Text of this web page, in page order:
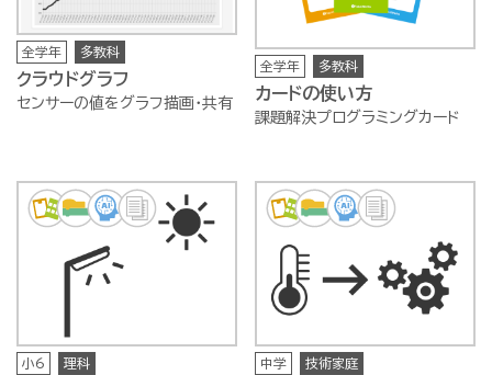
全学年 多教科
クラウドグラフ
センサーの値をグラフ描画・共有
全学年 多教科
カードの使い方
課題解決プログラミングカード
小6 理科 中学 技術家庭